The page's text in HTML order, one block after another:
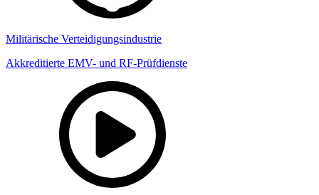
Militärische Verteidigungsindustrie
Akkreditierte EMV- und RF-Prüfdienste